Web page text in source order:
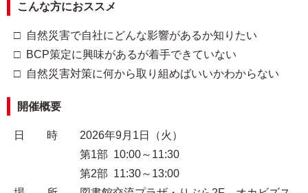
こんな方におススメ
□ 自然災害で自社にどんな影響があるか知りたい
□ BCP策定に興味があるが着手できていない
□ 自然災害対策に何から取り組めばいいかわからない
開催概要
日 時 2026年9月1日（火）
第1部 10:00～11:30
第2部 11:30～13:00